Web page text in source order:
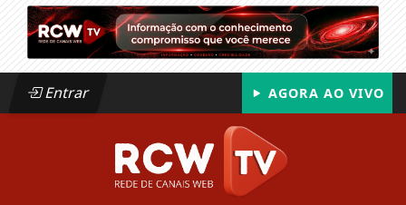
Entrar AGORA AO VIVO